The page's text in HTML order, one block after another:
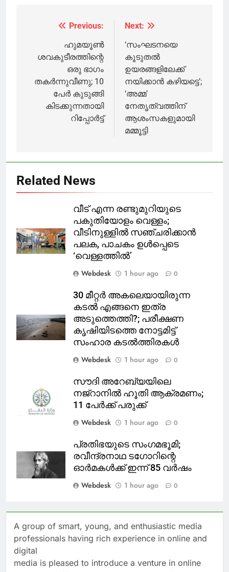
അറിയിച്ച് ടാറ്റ
ദക്ഷിണാഫ്രിക്ക
navigation
Previous:
ഹുമയൂൺ
ശവകുടീരത്തിന്റെ
ഒരു ഭാഗം
തകർന്നുവീണു; 10
പേർ കുടുങ്ങി
കിടക്കുന്നതായി
റിപ്പോർട്ട്
Next:
‘സംഘടനയെ
കൂടുതല്‍
ഉയരങ്ങളിലേക്ക്
നയിക്കാന്‍ കഴിയട്ടെ’;
‘അമ്മ’
നേതൃത്വത്തിന്
ആശംസകളുമായി
മമ്മൂട്ടി
Related News
വീട് എന്ന രണ്ടുമുറിയുടെ
പകുതിയോളം വെള്ളം;
വീടിനുള്ളിൽ സഞ്ചരിക്കാൻ
പലക, പാചകം ഉൾപ്പെടെ
‘വെള്ളത്തിൽ’
Webdesk
1 hour ago 0
30 മീറ്റർ അകലെയായിരുന്ന
കടൽ എങ്ങനെ ഇത്ര
അടുത്തെത്തി?; പരീക്ഷണ
കൃഷിയിടത്തെ നോട്ടമിട്ട്
സംഹാര കടൽത്തിരകൾ
Webdesk
1 hour ago 0
സൗദി അറേബ്യയിലെ
നജ്‌റാനില്‍ ഹൂതി ആക്രമണം;
11 പേര്‍ക്ക് പരുക്ക്
Webdesk
1 hour ago 0
പ്രതിഭയുടെ സംഗമഭൂമി;
രവീന്ദ്രനാഥ ടഗോറിന്റെ
ഓര്‍മകള്‍ക്ക് ഇന്ന് 85 വര്‍ഷം
Webdesk
1 hour ago 0
A group of smart, young, and enthusiastic media
professionals having rich experience in online and
digital
media is pleased to introduce a venture in online